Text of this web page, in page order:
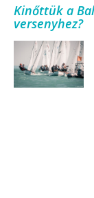
Kinőttük a
versenyhez?